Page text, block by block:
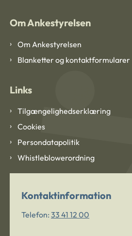
Om Ankestyrelsen
Om Ankestyrelsen
Blanketter og kontaktformularer
Links
Tilgængelighedserklæring
Cookies
Persondatapolitik
Whistleblowerordning
Kontaktinformation
Telefon: 33 41 12 00